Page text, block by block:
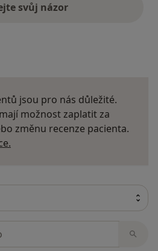
svůj názor
jsou pro nás důležité.
možnost zaplatit za
změnu recenze pacienta.